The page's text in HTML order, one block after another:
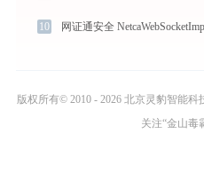
10
版权所有© 2010 - 2026 北京灵豹智能科
关注“金山毒